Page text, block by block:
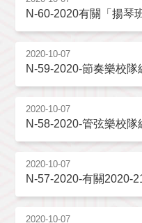
N-60-2020有關「揚琴
2020-10-07
N-59-2020-節奏樂校隊
2020-10-07
N-58-2020-管弦樂校隊
2020-10-07
N-57-2020-有關2020-
2020-10-07